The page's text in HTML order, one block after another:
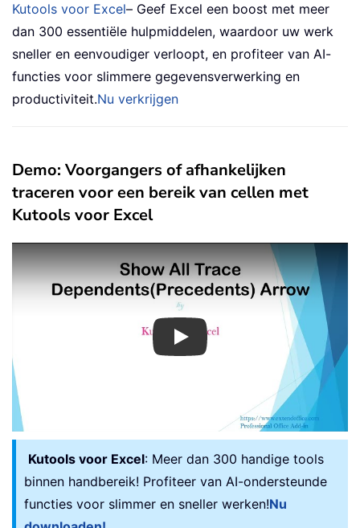
Kutools voor Excel– Geef Excel een boost met meer
dan 300 essentiële hulpmiddelen, waardoor uw werk
sneller en eenvoudiger verloopt, en profiteer van AI-
functies voor slimmere gegevensverwerking en
productiviteit.Nu verkrijgen
Demo: Voorgangers of afhankelijken
traceren voor een bereik van cellen met
Kutools voor Excel
Play
Kutools voor Excel: Meer dan 300 handige tools
binnen handbereik! Profiteer van AI-ondersteunde
functies voor slimmer en sneller werken!Nu